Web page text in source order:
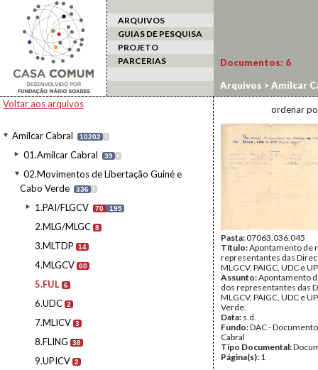
ARQUIVOS
GUIAS DE PESQUISA
PROJETO
PARCERIAS
Voltar aos arquivos
Amílcar Cabral 10202 I
01.Amílcar Cabral 39 I
02.Movimentos de Libertação Guiné e
Cabo Verde
336 I
1.PAI/FLGCV 70 195
2.MLG/MLGC 8
3.MLTDP 14
4.MLGCV 60
5.FUL 6
6.UDC 2
7.MLICV 3
8.FLING 38
9.UPICV 2
Documentos: 6
Arquivos >Amílcar
ordenar
Pasta:07063.036.045
Título:Apontamento de
representantes das
MLGCV, PAIGC, UDC e
Assunto:Apontamento
dos representantes das
MLGCV, PAIGC, UDC e
Verde.
Data: s.d.
Fundo:DAC -
Cabral
Tipo Documental:
Página(s): 1